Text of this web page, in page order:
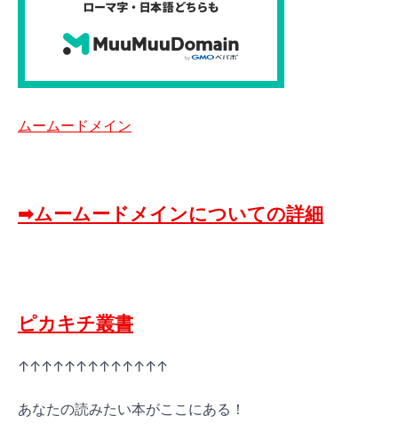
ムームードメイン
➡ムームードメインについての詳細
ピカキチ叢書
↑↑↑↑↑↑↑↑↑↑↑↑↑
あなたの読みたい本がここにある！